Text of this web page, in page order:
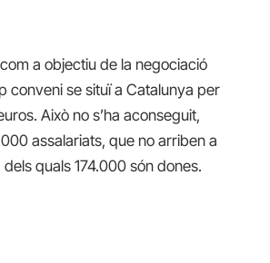
a objectiu de la negociació
conveni se situï a Catalunya per
Això no s’ha aconseguit,
assalariats, que no arriben a
dels quals 174.000 són dones.